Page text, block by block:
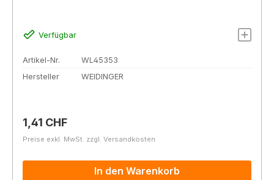
Verfügbar
Artikel-Nr.
WL45353
Hersteller
WEIDINGER
Regulärer Preis:
1,41 CHF
Preise exkl. MwSt. zzgl. Versandkosten
In den Warenkorb